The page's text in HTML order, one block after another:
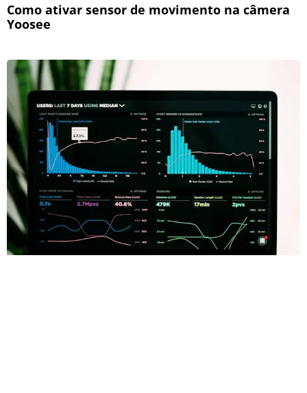
Como ativar sensor de movimento na câmera
Yoosee